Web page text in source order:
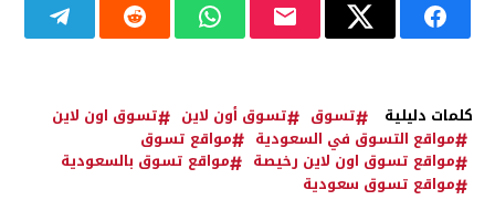
كلمات دليلية تسوق تسوق أون لاين
تسوق اون لاين
مواقع التسوق في السعودية
مواقع تسوق
مواقع تسوق اون لاين رخيصة
مواقع تسوق بالسعودية
مواقع تسوق سعودية